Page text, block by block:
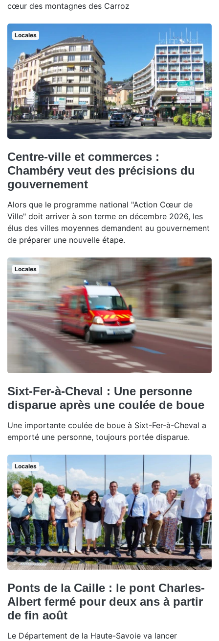
cœur des montagnes des Carroz
Locales
Centre-ville et commerces :
Chambéry veut des précisions du
gouvernement
Alors que le programme national "Action Cœur de
Ville" doit arriver à son terme en décembre 2026, les
élus des villes moyennes demandent au gouvernement
de préparer une nouvelle étape.
Locales
Sixt-Fer-à-Cheval : Une personne
disparue après une coulée de boue
Une importante coulée de boue à Sixt-Fer-à-Cheval a
emporté une personne, toujours portée disparue.
Locales
Ponts de la Caille : le pont Charles-
Albert fermé pour deux ans à partir
de fin août
Le Département de la Haute-Savoie va lancer